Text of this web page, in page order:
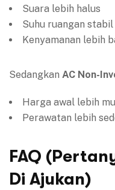
Suara lebih halus
Suhu ruangan stabil
Kenyamanan lebih
Sedangkan AC Non-
Harga awal lebih
Perawatan lebih
FAQ
Di Ajukan)